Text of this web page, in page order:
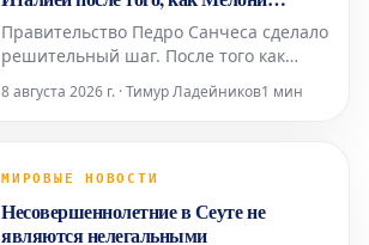
отвергла ультиматум Санчеса
Правительство Педро Санчеса сделало
решительный шаг. После того как
ультиматум относительно
на нелегальное прибытие более 72
испанское правительство приняло от
8 августа 2026 г. · Тимур Ладейников1 мин
МИРОВЫЕ НОВОСТИ
Несовершеннолетние в Сеуте не
являются нелегальными